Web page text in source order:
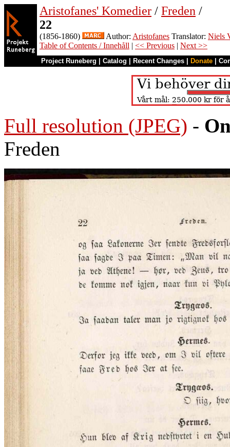
Aristofanes' Komedier / Freden /
22
(1856-1860) Author: Aristofanes Translator: Niels
Table of Contents / Innehåll | << Previous | Next >>
Project Runeberg Catalog Recent Changes Donate
Full resolution (JPEG) -
Freden